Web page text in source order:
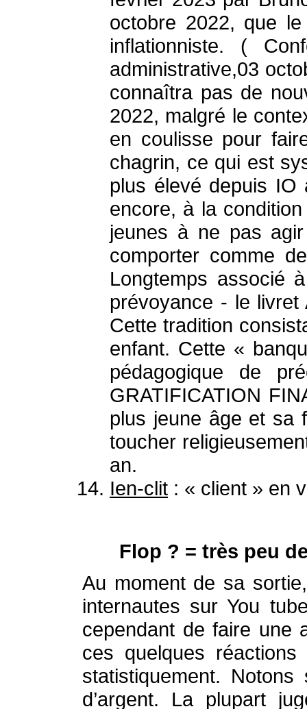
octobre 2022, que
inflationniste. (
administrative,03
connaîtra pas de
2022, malgré le
en coulisse pour
chagrin, ce qui est
plus élevé depuis IO
encore, à la
jeunes à ne pas
comporter comme
Longtemps associé
prévoyance - le livret
Cette tradition
enfant. Cette «
pédagogique de
GRATIFICATION
plus jeune âge et sa
toucher
an.
Ien-clit : « client » en
Flop ? = très peu
Au moment de sa
internautes sur You
cependant de faire une
ces quelques
statistiquement.
d’argent. La plupart